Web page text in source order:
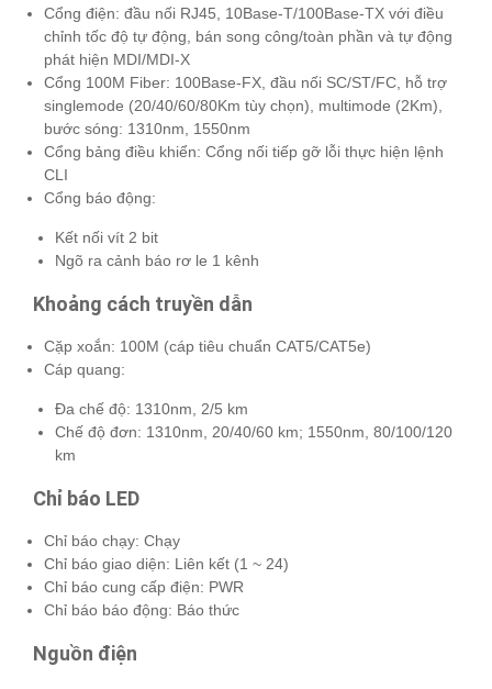
Cổng điện: đầu nối RJ45, 10Base-T/100Base-TX với điều
chỉnh tốc độ tự động, bán song công/toàn phần và tự động
phát hiện MDI/MDI-X
Cổng 100M Fiber: 100Base-FX, đầu nối SC/ST/FC, hỗ trợ
singlemode (20/40/60/80Km tùy chọn), multimode (2Km),
bước sóng: 1310nm, 1550nm
Cổng bảng điều khiển: Cổng nối tiếp gỡ lỗi thực hiện lệnh
CLI
Cổng báo động:
Kết nối vít 2 bit
Ngõ ra cảnh báo rơ le 1 kênh
Khoảng cách truyền dẫn
Cặp xoắn: 100M (cáp tiêu chuẩn CAT5/CAT5e)
Cáp quang:
Đa chế độ: 1310nm, 2/5 km
Chế độ đơn: 1310nm, 20/40/60 km; 1550nm, 80/100/120
km
Chỉ báo LED
Chỉ báo chạy: Chạy
Chỉ báo giao diện: Liên kết (1 ~ 24)
Chỉ báo cung cấp điện: PWR
Chỉ báo báo động: Báo thức
Nguồn điện